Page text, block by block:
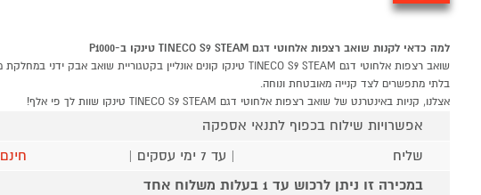
למה כדאי לקנות שואב רצפות אלחוטי דגם TINECO S9 STEAM טינקו ב-P1000
בלתי מתפשרים לצד קנייה מאובטחת ונוחה.
אצלנו, קניות באינטרנט של שואב רצפות אלחוטי דגם TINECO S9 STEAM טינקו שוות לך פי אלף!
אפשרויות שילוח בכפוף לתנאי אספקה
שליח
| עד 7 ימי עסקים |
חינם
במכירה זו ניתן לרכוש עד 1 בעלות משלוח אחד